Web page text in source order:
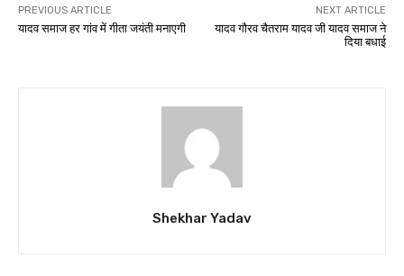
PREVIOUS ARTICLE
यादव समाज हर गांव में गीता जयंती मनाएगी
NEXT ARTICLE
यादव गौरव चैतराम यादव जी यादव समाज ने
दिया बधाई
Shekhar Yadav